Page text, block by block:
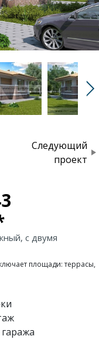
Следующий
проект
с двумя
площади: террасы,
гаража